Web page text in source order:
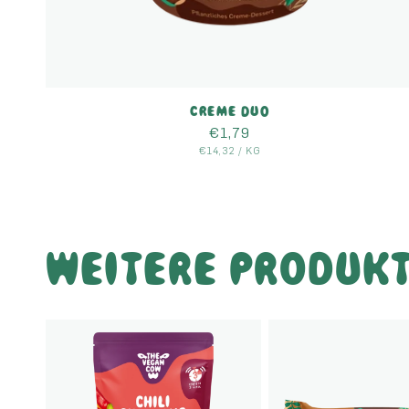
CREME DUO
Normaler
Preis
€1,79
GRUNDPREIS
€14,32 / PRO
KG
WEITERE